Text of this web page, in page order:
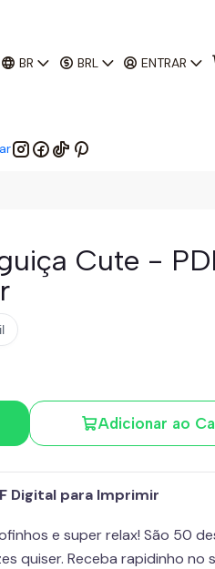
BR BRL ENTRAR
Cute -
Adicionar ao
Digital para Imprimir
e super relax! São 50
quiser. Receba rapidinho no